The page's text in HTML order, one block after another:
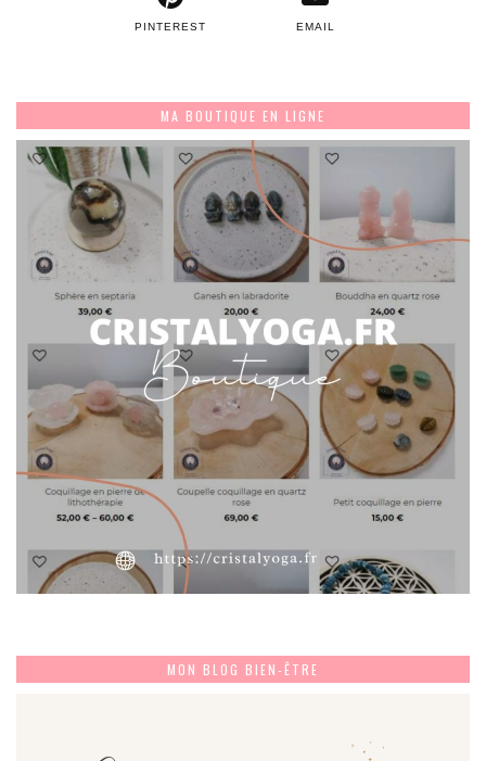
PINTEREST EMAIL
MA BOUTIQUE EN LIGNE
MON BLOG BIEN-ÊTRE